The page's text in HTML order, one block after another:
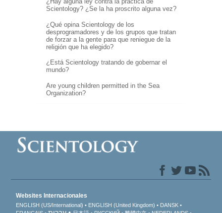
Scientology? ¿Se la ha proscrito alguna vez?
¿Qué opina Scientology de los
desprogramadores y de los grupos que tratan
de forzar a la gente para que reniegue de la
religión que ha elegido?
¿Está Scientology tratando de gobernar el
mundo?
Are young children permitted in the Sea
Organization?
Websites Internacionales
ENGLISH (US/International) ENGLISH (United Kingdom)
DANSK